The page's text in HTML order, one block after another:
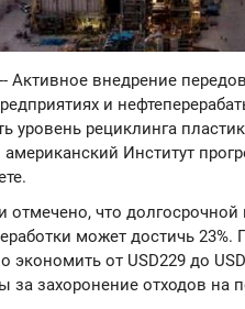
-- Активное внедрение
и
уровень рециклинга
Институт
отмечено, что
может достичь
экономить от USD229 до
за захоронение отходов на